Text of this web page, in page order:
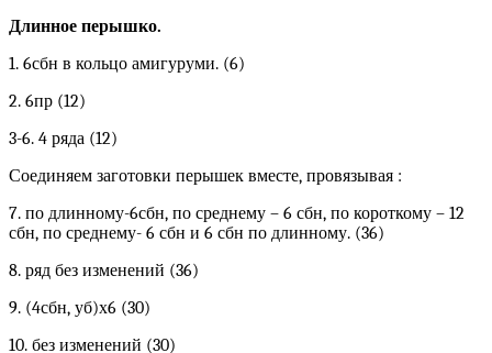
Длинное перышко.
1. 6сбн в кольцо амигуруми. (6)
2. 6пр (12)
3-6. 4 ряда (12)
Соединяем заготовки перышек вместе, провязывая :
7. по длинному-6сбн, по среднему – 6 сбн, по короткому – 12
сбн, по среднему- 6 сбн и 6 сбн по длинному. (36)
8. ряд без изменений (36)
9. (4сбн, уб)х6 (30)
10. без изменений (30)